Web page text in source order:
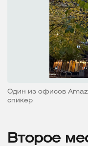
Один из офисов
спикер
Второе